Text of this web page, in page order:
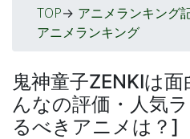
TOP-> アニメランキング
アニメランキング
鬼神童子ZENKIは
んなの評価・人気
るべきアニメは？]